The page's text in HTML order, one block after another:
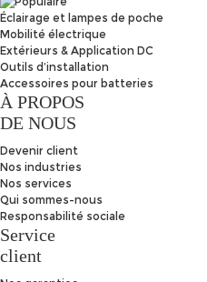
Éclairage et lampes de poche
Mobilité électrique
Extérieurs & Application DC
Outils d’installation
Accessoires pour batteries
À PROPOS
DE NOUS
Devenir client
Nos industries
Nos services
Qui sommes-nous
Responsabilité sociale
Service
client